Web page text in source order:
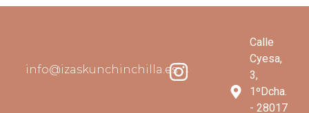
info@izaskunchinchilla.es
Calle
Cyesa,
3,
1ºDcha.
- 28017